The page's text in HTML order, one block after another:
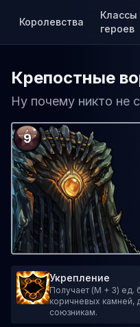
Королевства
Классы
героев
Крепостные
Ну почему никто не
9
Укрепление
Получает (M + 3) ед.
коричневых камней,
союзникам.